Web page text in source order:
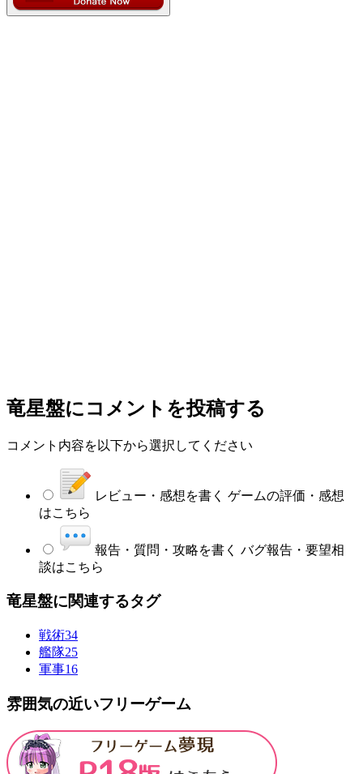
竜星盤にコメントを投稿する
コメント内容を以下から選択してください
レビュー・感想を書く ゲームの評価・感想
はこちら
報告・質問・攻略を書く バグ報告・要望相
談はこちら
竜星盤に関連するタグ
戦術34
艦隊25
軍事16
雰囲気の近いフリーゲーム